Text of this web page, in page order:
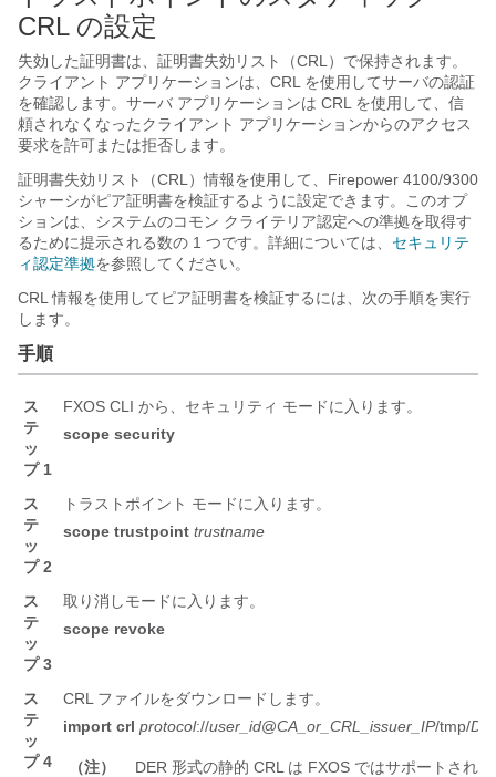
CRL の設定
失効した証明書は、証明書失効リスト（CRL）で保持されます。
クライアント アプリケーションは、CRL を使用してサーバの認証
を確認します。サーバ アプリケーションは CRL を使用して、信
頼されなくなったクライアント アプリケーションからのアクセス
要求を許可または拒否します。
証明書失効リスト（CRL）情報を使用して、 Firepower 4100/9300
シャーシがピア証明書を検証するように設定できます。このオプ
ションは、システムのコモン クライテリア認定への準拠を取得す
るために提示される数の 1 つです。詳細については、 セキュリテ
ィ認定準拠を参照してください。
CRL 情報を使用してピア証明書を検証するには、次の手順を実行
します。
手順
ス
テ
ッ
プ 1
FXOS CLI から、セキュリティ モードに入ります。
scope security
ス
テ
ッ
プ 2
トラストポイント モードに入ります。
scope trustpoint trustname
ス
テ
ッ
プ 3
取り消しモードに入ります。
scope revoke
ス
テ
ッ
プ 4
CRL ファイルをダウンロードします。
import crl protocol://user_id@CA_or_CRL_issuer_IP/tmp/
（注）
DER 形式の静的 CRL は FXOS ではサポートされ